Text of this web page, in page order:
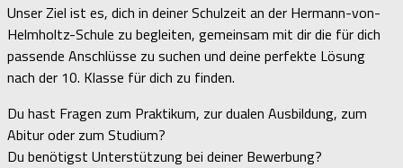
Unser Ziel ist es, dich in deiner Schulzeit an der Hermann-von-
Helmholtz-Schule zu begleiten, gemeinsam mit dir die für dich
passende Anschlüsse zu suchen und deine perfekte Lösung
nach der 10. Klasse für dich zu finden.
Du hast Fragen zum Praktikum, zur dualen Ausbildung, zum
Abitur oder zum Studium?
Du benötigst Unterstützung bei deiner Bewerbung?